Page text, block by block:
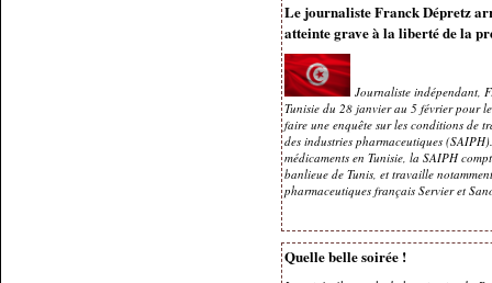
Le journaliste Franck Dépretz
atteinte grave à la liberté de la
Journaliste indépendant,
Tunisie du 28 janvier au 5 février pour
faire une enquête sur les conditions de
des industries pharmaceutiques
médicaments en Tunisie, la SAIPH
banlieue de Tunis, et travaille
pharmaceutiques français Servier et
Quelle belle soirée !